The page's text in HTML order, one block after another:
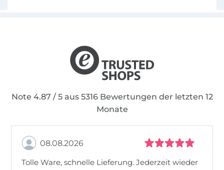
Note 4.87 / 5 aus 5316 Bewertungen der letzten 12
Monate
08.08.2026
Tolle Ware, schnelle Lieferung. Jederzeit wieder